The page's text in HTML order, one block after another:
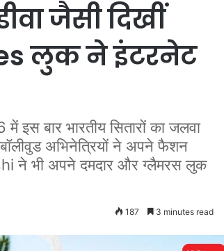
जैसी दिखीं
लुक ने इंटरनेट
बार भारतीय सितारों का जलवा
अभिनेत्रियों ने अपने फैशन
ने भी अपने दमदार और ग्लैमरस लुक
187 3 minutes read